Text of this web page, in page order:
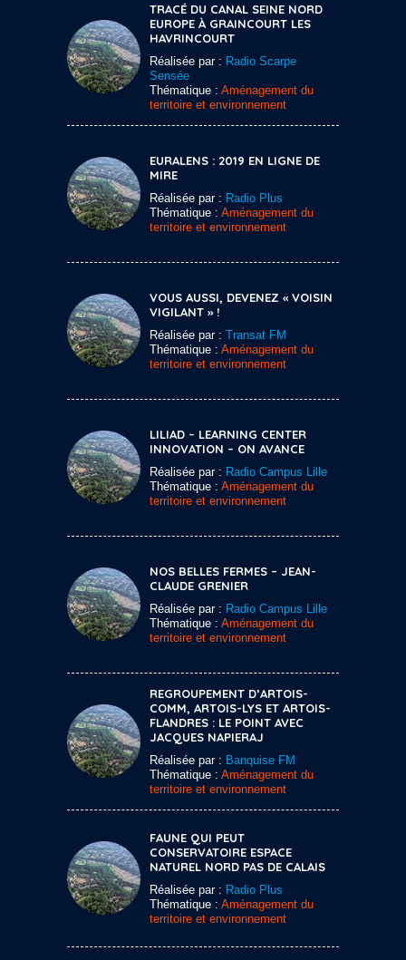
TRACÉ DU CANAL SEINE NORD
EUROPE À GRAINCOURT LES
HAVRINCOURT
Réalisée par : Radio Scarpe
Sensée
Thématique : Aménagement du
territoire et environnement
EURALENS : 2019 EN LIGNE DE
MIRE
Réalisée par : Radio Plus
Thématique : Aménagement du
territoire et environnement
VOUS AUSSI, DEVENEZ « VOISIN
VIGILANT » !
Réalisée par : Transat FM
Thématique : Aménagement du
territoire et environnement
LILIAD – LEARNING CENTER
INNOVATION – ON AVANCE
Réalisée par : Radio Campus Lille
Thématique : Aménagement du
territoire et environnement
NOS BELLES FERMES – JEAN-
CLAUDE GRENIER
Réalisée par : Radio Campus Lille
Thématique : Aménagement du
territoire et environnement
REGROUPEMENT D’ARTOIS-
COMM, ARTOIS-LYS ET ARTOIS-
FLANDRES : LE POINT AVEC
JACQUES NAPIERAJ
Réalisée par : Banquise FM
Thématique : Aménagement du
territoire et environnement
FAUNE QUI PEUT
CONSERVATOIRE ESPACE
NATUREL NORD PAS DE CALAIS
Réalisée par : Radio Plus
Thématique : Aménagement du
territoire et environnement